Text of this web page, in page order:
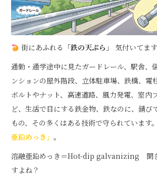
街にあふれる 「鉄の天ぷら」
気付いてま
通勤・通学途中に見たガードレール、駅舎、
ンションの屋外階段、立体駐車場、鉄橋、電
ボルトやナット、高速道路、風力発電、室内
ど、生活で目にする鉄金物、鉄なのに、錆び
もの、その多くはある技術で守られています
亜鉛めっき」。
溶融亜鉛めっき＝Hot-dip galvanizing 聞
すよね？